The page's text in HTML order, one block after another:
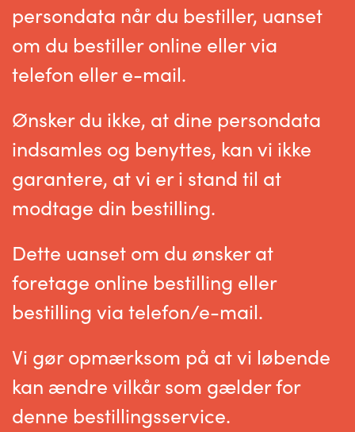
persondata når du bestiller, uanset
om du bestiller online eller via
telefon eller e-mail.
Ønsker du ikke, at dine persondata
indsamles og benyttes, kan vi ikke
garantere, at vi er i stand til at
modtage din bestilling.
Dette uanset om du ønsker at
foretage online bestilling eller
bestilling via telefon/e-mail.
Vi gør opmærksom på at vi løbende
kan ændre vilkår som gælder for
denne bestillingsservice.